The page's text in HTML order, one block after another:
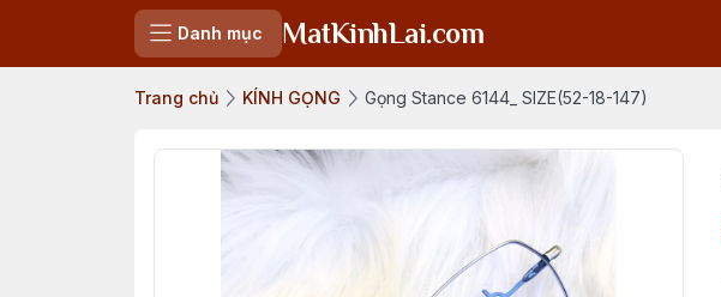
Danh mục MatKinhLai.com
Trang chủ KÍNH GỌNG Gọng Stance 6144_ SIZE(52-18-147)